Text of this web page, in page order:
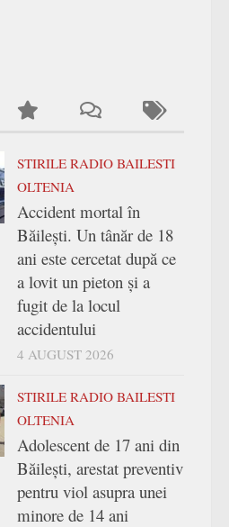
STIRILE RADIO BAILESTI
OLTENIA
Accident mortal în
Băilești. Un tânăr de 18
ani este cercetat după ce
a lovit un pieton și a
fugit de la locul
accidentului
4 AUGUST 2026
STIRILE RADIO BAILESTI
OLTENIA
Adolescent de 17 ani din
Băilești, arestat preventiv
pentru viol asupra unei
minore de 14 ani